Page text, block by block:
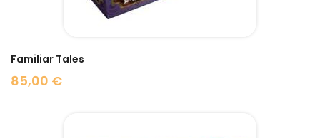
Familiar Tales
85,00 €
Prix